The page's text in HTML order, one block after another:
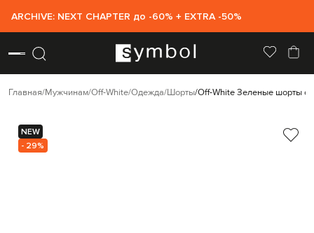
ARCHIVE: NEXT CHAPTER до -60% + EXTRA -50%
Главная Мужчинам Off-White Одежда Шорты Off-White Зеленые шорты с
NEW
- 29%